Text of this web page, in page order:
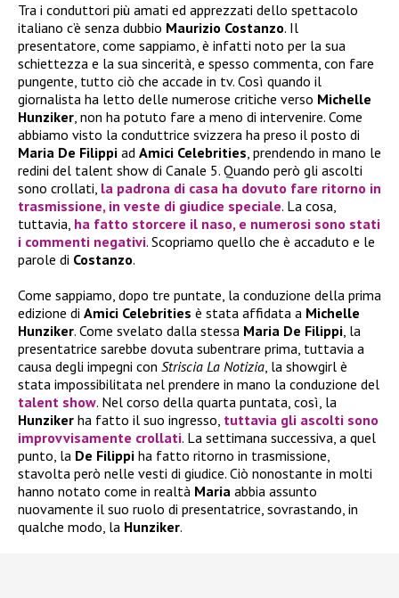
Tra i conduttori più amati ed apprezzati dello spettacolo
italiano c’è senza dubbio Maurizio Costanzo. Il
presentatore, come sappiamo, è infatti noto per la sua
schiettezza e la sua sincerità, e spesso commenta, con fare
pungente, tutto ciò che accade in tv. Così quando il
giornalista ha letto delle numerose critiche verso Michelle
Hunziker, non ha potuto fare a meno di intervenire. Come
abbiamo visto la conduttrice svizzera ha preso il posto di
Maria De Filippi ad Amici Celebrities, prendendo in mano le
redini del talent show di Canale 5. Quando però gli ascolti
sono crollati, la padrona di casa ha dovuto fare ritorno in
trasmissione, in veste di giudice speciale. La cosa,
tuttavia, ha fatto storcere il naso, e numerosi sono stati
i commenti negativi. Scopriamo quello che è accaduto e le
parole di Costanzo.
Come sappiamo, dopo tre puntate, la conduzione della prima
edizione di Amici Celebrities è stata affidata a Michelle
Hunziker. Come svelato dalla stessa Maria De Filippi, la
presentatrice sarebbe dovuta subentrare prima, tuttavia a
causa degli impegni con Striscia La Notizia, la showgirl è
stata impossibilitata nel prendere in mano la conduzione del
talent show. Nel corso della quarta puntata, così, la
Hunziker ha fatto il suo ingresso, tuttavia gli ascolti sono
improvvisamente crollati. La settimana successiva, a quel
punto, la De Filippi ha fatto ritorno in trasmissione,
stavolta però nelle vesti di giudice. Ciò nonostante in molti
hanno notato come in realtà Maria abbia assunto
nuovamente il suo ruolo di presentatrice, sovrastando, in
qualche modo, la Hunziker.